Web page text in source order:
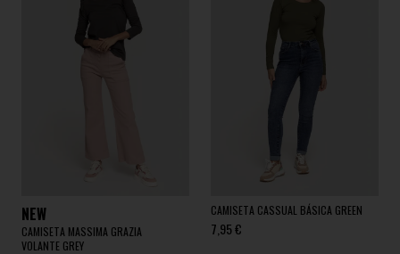
NEW
CAMISETA MASSIMA GRAZIA
VOLANTE GREY
CAMISETA CASSUAL BÁSICA GREEN
7,95 €